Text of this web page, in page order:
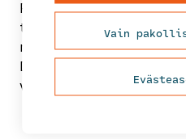
FCG:n Elämäntöitä-
toteutettiin yhteistyössä
markkinointitoimisto
Dokumenttien
videomarkkinoinnin
Vain